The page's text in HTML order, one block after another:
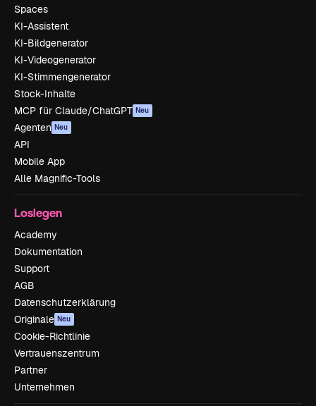
Spaces
KI-Assistent
KI-Bildgenerator
KI-Videogenerator
KI-Stimmengenerator
Stock-Inhalte
MCP für Claude/ChatGPT Neu
Agenten Neu
API
Mobile App
Alle Magnific-Tools
Loslegen
Academy
Dokumentation
Support
AGB
Datenschutzerklärung
Originale Neu
Cookie-Richtlinie
Vertrauenszentrum
Partner
Unternehmen